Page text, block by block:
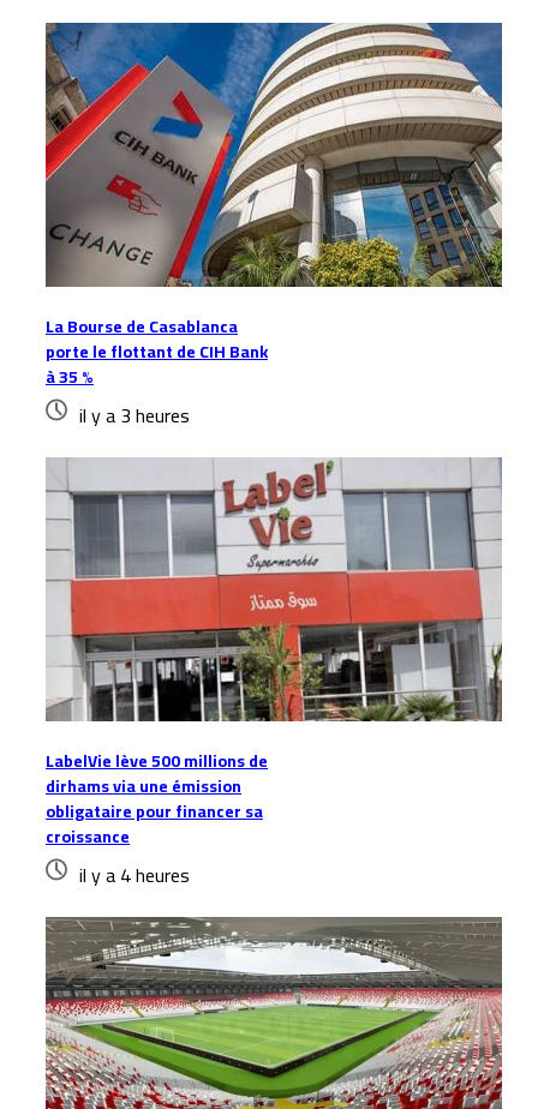
La Bourse de Casablanca
porte le flottant de CIH Bank
à 35 %
il y a 3 heures
LabelVie lève 500 millions de
dirhams via une émission
obligataire pour financer sa
croissance
il y a 4 heures